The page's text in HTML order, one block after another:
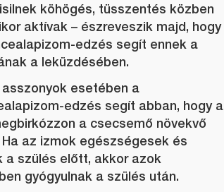
köhögés, tüsszentés közben
aktívak – észreveszik majd, hogy
edzés segít ennek a
a leküzdésében.
esetében a
edzés segít abban, hogy a
a csecsemő növekvő
Ha az izmok egészségesek és
a szülés előtt, akkor azok
gyógyulnak a szülés után.